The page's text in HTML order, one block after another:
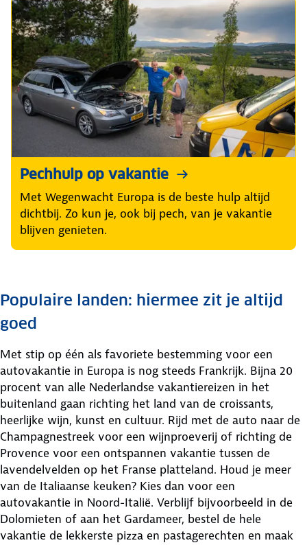
Pechhulp op vakantie
Met Wegenwacht Europa is de beste hulp altijd
dichtbij. Zo kun je, ook bij pech, van je vakantie
blijven genieten.
Populaire landen: hiermee zit je altijd
goed
Met stip op één als favoriete bestemming voor een
autovakantie in Europa is nog steeds Frankrijk. Bijna 20
procent van alle Nederlandse vakantiereizen in het
buitenland gaan richting het land van de croissants,
heerlijke wijn, kunst en cultuur. Rijd met de auto naar de
Champagnestreek voor een wijnproeverij of richting de
Provence voor een ontspannen vakantie tussen de
lavendelvelden op het Franse platteland. Houd je meer
van de Italiaanse keuken? Kies dan voor een
autovakantie in Noord-Italië. Verblijf bijvoorbeeld in de
Dolomieten of aan het Gardameer, bestel de hele
vakantie de lekkerste pizza en pastagerechten en maak